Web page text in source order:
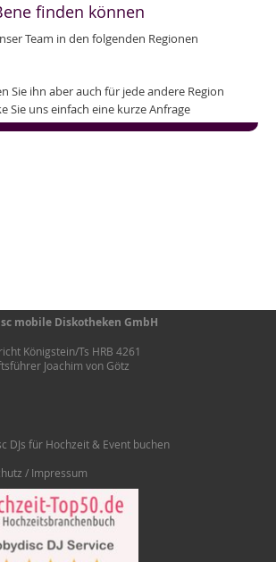
finden können
Team in den folgenden Regionen
Sie ihn aber auch für jede andere Region
Sie uns einfach eine kurze Anfrage
mobile Diskotheken GmbH
Königstein/Ts HRB 4261
Joachim von Götz
DJs für Hochzeit & Event buchen
/ Impressum